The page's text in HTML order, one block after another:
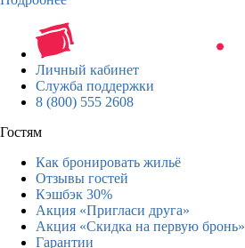
Личный кабинет
Служба поддержки
8 (800) 555 2608
Гостям
Как бронировать жильё
Отзывы гостей
Кэшбэк 30%
Акция «Пригласи друга»
Акция «Скидка на первую бронь»
Гарантии